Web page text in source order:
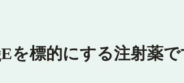
を標的にする注射薬で